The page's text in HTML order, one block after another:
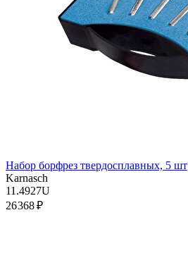
Набор борфрез твердосплавных, 5 шт
Karnasch
11.4927U
26 368 ₽